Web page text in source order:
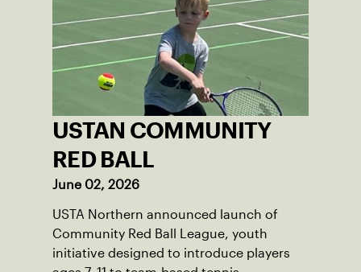
recognizing and rewarding young
USTAN COMMUNITY
RED BALL
June 02, 2026
USTA Northern announced launch of
Community Red Ball League, youth
initiative designed to introduce players